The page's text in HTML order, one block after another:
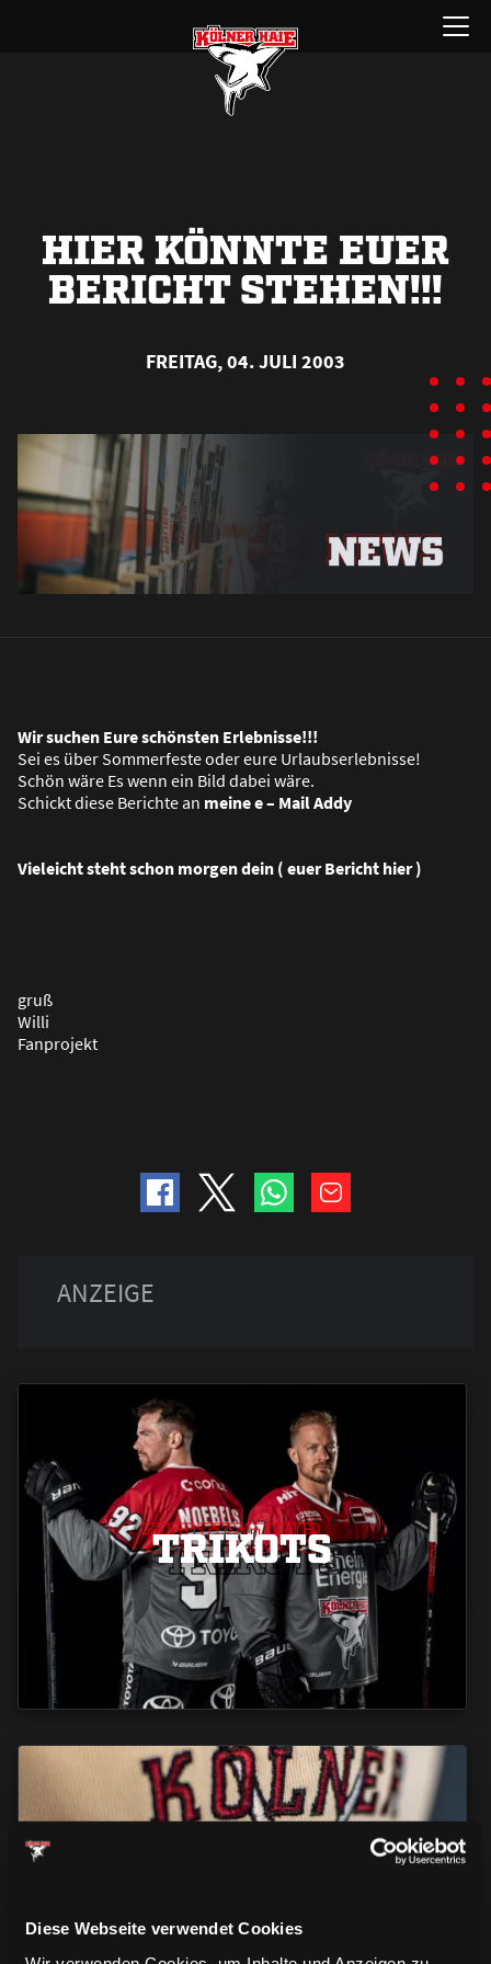
Diese Webseite verwendet Cookies
Menü
öffnen
HIER KÖNNTE EUER
BERICHT STEHEN!!!
FREITAG, 04. JULI 2003
Wir suchen Eure schönsten Erlebnisse!!!
Sei es über Sommerfeste oder eure Urlaubserlebnisse!
Schön wäre Es wenn ein Bild dabei wäre.
Schickt diese Berichte an meine e – Mail Addy
Vieleicht steht schon morgen dein ( euer Bericht hier )
gruß
Willi
Fanprojekt
TRIKOTS
TRIKOTS
TRIKOTS
CAPS & CO